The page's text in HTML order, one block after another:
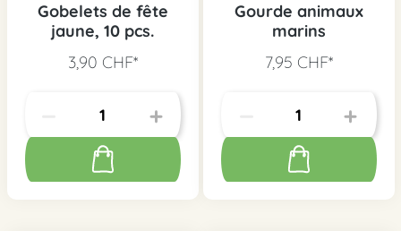
Gobelets de fête
jaune, 10 pcs.
3,90 CHF*
Gourde animaux
marins
7,95 CHF*